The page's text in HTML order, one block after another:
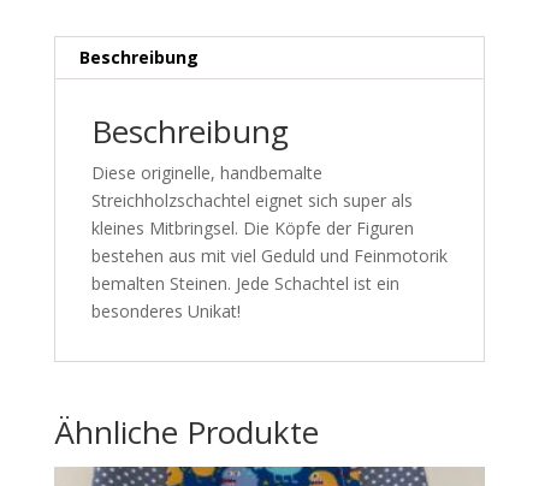
Beschreibung
Beschreibung
Diese originelle, handbemalte
Streichholzschachtel eignet sich super als
kleines Mitbringsel. Die Köpfe der Figuren
bestehen aus mit viel Geduld und Feinmotorik
bemalten Steinen. Jede Schachtel ist ein
besonderes Unikat!
Ähnliche Produkte